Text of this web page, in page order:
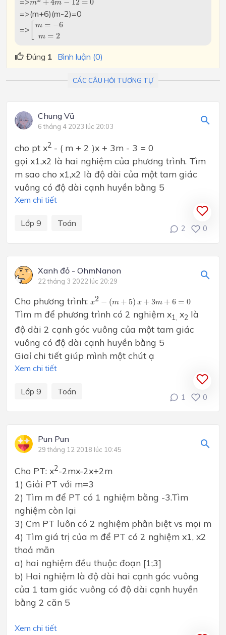
m +4m − 12 = 0
=>(m+6)(m-2)=0
=>
m = −6
m = 2
[m 6m= 2
Đúng 1 Bình luận (0)
CÁC CÂU HỎI TƯƠNG TỰ
Chung Vũ
6 tháng 4 2023 lúc 20:03
cho pt x2 - ( m + 2 )x + 3m - 3 = 0
gọi x1,x2 là hai nghiệm của phương trình. Tìm
m sao cho x1,x2 là độ dài của một tam giác
vuông có độ dài cạnh huyền bằng 5
Xem chi tiết
Lớp 9 Toán
2 0
Xanh đỏ - OhmNanon
22 tháng 3 2022 lúc 20:29
Cho phương trình: x2 − (m + 5) x + 3m + 6 = 0
2
Tìm m để phương trình có 2 nghiệm x1, x2 là
độ dài 2 cạnh góc vuông của một tam giác
vuông có độ dài cạnh huyền bằng 5
Giaỉ chi tiết giúp mình một chút ạ
Xem chi tiết
Lớp 9 Toán
1 0
Pun Pun
29 tháng 12 2018 lúc 10:45
Cho PT: x2-2mx-2x+2m
1) Giải PT với m=3
2) Tìm m để PT có 1 nghiệm bằng -3.Tìm
nghiệm còn lại
3) Cm PT luôn có 2 nghiệm phân biệt vs mọi m
4) Tìm giá trị của m để PT có 2 nghiệm x1, x2
thoả mãn
a) hai nghiệm đều thuộc đoạn [1;3]
b) Hai nghiệm là độ dài hai cạnh góc vuông
của 1 tam giác vuông có độ dài cạnh huyền
bằng 2 căn 5
Xem chi tiết